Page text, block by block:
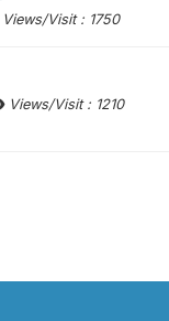
Visit : 1750
Views/Visit : 1210